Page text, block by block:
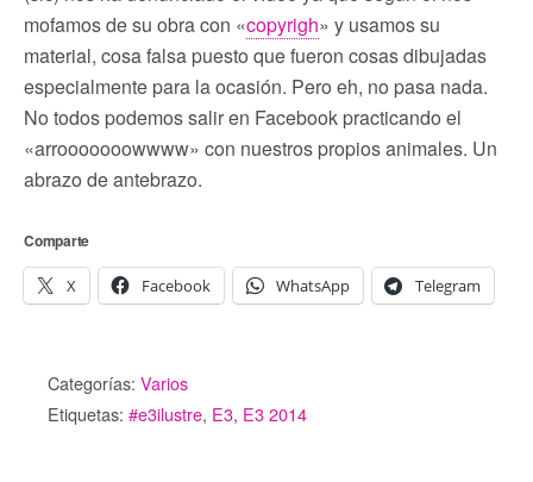
mofamos de su obra con «copyrigh» y usamos su
material, cosa falsa puesto que fueron cosas dibujadas
especialmente para la ocasión. Pero eh, no pasa nada.
No todos podemos salir en Facebook practicando el
«arrooooooowwww» con nuestros propios animales. Un
abrazo de antebrazo.
Comparte
X Facebook WhatsApp Telegram
Categorías: Varios
Etiquetas: #e3ilustre, E3, E3 2014